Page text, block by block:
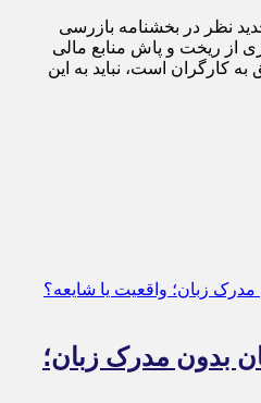
نظر در بخشنامه بازرسی
از ریخت و پاش منابع مالی
کارگران است، نباید به این
بدون مدرک زبان؛